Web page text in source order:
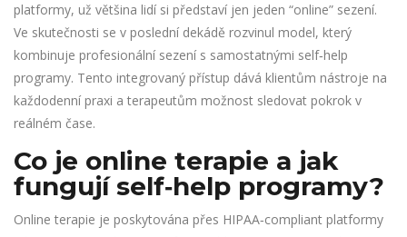
platformy, už většina lidí si představí jen jeden “online” sezení.
Ve skutečnosti se v poslední dekádě rozvinul model, který
kombinuje profesionální sezení s samostatnými self‑help
programy. Tento integrovaný přístup dává klientům nástroje na
každodenní praxi a terapeutům možnost sledovat pokrok v
reálném čase.
Co je online terapie a jak
fungují self‑help programy?
Online terapie je poskytována přes HIPAA‑compliant platformy